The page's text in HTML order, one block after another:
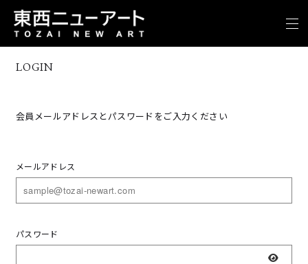
LOGIN
会員メールアドレスとパスワードをご入力ください
メールアドレス
パスワード
表示